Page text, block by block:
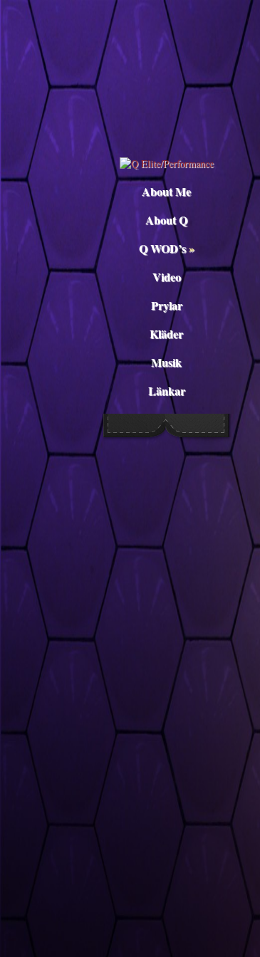
Descargar musica
About Me
About Q
Q WOD’s»
Video
Prylar
Kläder
Musik
Länkar